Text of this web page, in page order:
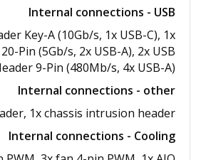
Internal connections - USB
Key-A (10Gb/​s, 1x USB-C), 1x
Pin (5Gb/​s, 2x USB-A), 2x USB
9-Pin (480Mb/​s, 4x USB-A)
Internal connections - other
1x chassis intrusion header
Internal connections - Cooling